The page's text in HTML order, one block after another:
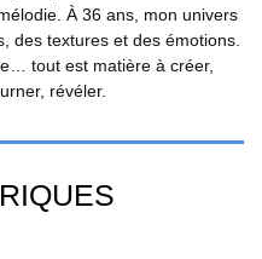
À 36 ans, mon univers
des textures et des émotions.
tout est matière à créer,
révéler.